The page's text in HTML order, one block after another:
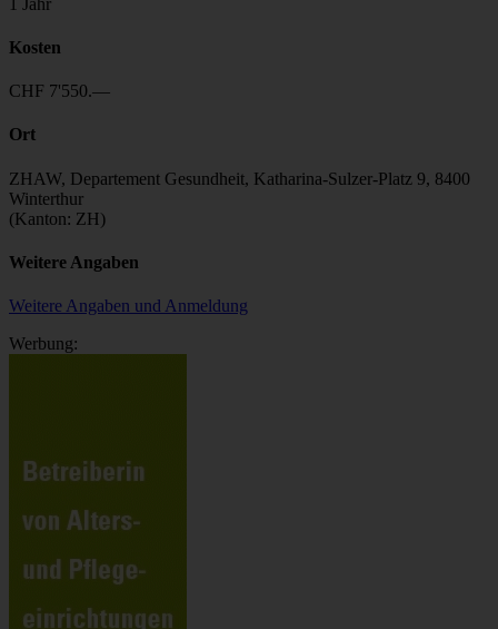
Kosten
CHF 7'550.—
Ort
ZHAW, Departement Gesundheit, Katharina-Sulzer-Platz 9, 8400
Winterthur
(Kanton: ZH)
Weitere Angaben
Weitere Angaben und Anmeldung
Werbung: